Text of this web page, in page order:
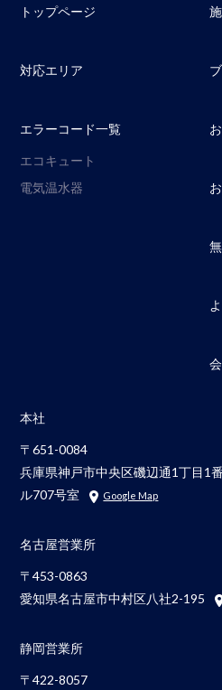
トップページ
対応エリア
エラーコード一覧
エコキュート
電気温水器
本社
〒651-0084
兵庫県神戸市中央区磯辺通1丁目1
ル707号室
Google Map
名古屋営業所
〒453-0863
愛知県名古屋市中村区八社2-195
静岡営業所
〒422-8057